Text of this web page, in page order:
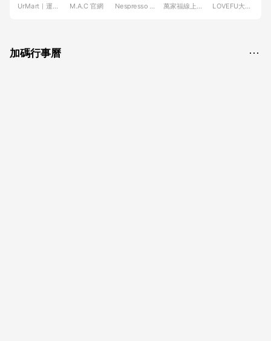
UrMart｜運動吃蛋白｜早餐吃麥片 M.A.C 官網 Nespresso 膠囊咖啡機官方網站 萬家福線上購物 LOVEFU大島樂眠
加碼行事曆